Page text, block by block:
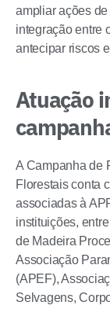
ampliar ações
integração entre
antecipar riscos
Atuação
A Campanha de
Florestais conta
associadas à
instituições,
de Madeira
Associação
(APEF),
Selvagens,